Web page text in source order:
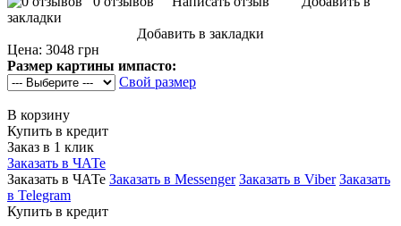
закладки
Добавить в закладки
Цена: 3048 грн
Размер картины импасто:
Свой размер
В корзину
Купить в кредит
Заказ в 1 клик
Заказать в ЧАТе
Заказать в ЧАТе Заказать в Messenger Заказать в Viber Заказать
в Telegram
Купить в кредит